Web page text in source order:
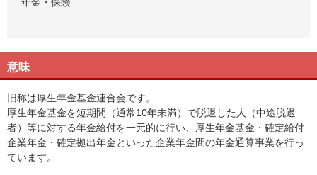
意味
旧称は厚生年金基金連合会です。
厚生年金基金を短期間（通常10年未満）で脱退した人（中途脱退
者）等に対する年金給付を一元的に行い、厚生年金基金・確定給付
企業年金・確定拠出年金といった企業年金間の年金通算事業を行っ
ています。